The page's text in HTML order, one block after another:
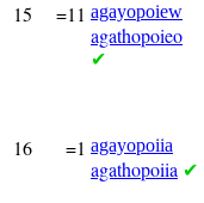
15 =11 agayopoiew
agathopoieo
✔
16 =1 agayopoiia
agathopoiia ✔